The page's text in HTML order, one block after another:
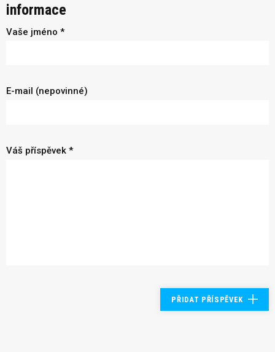
informace
Vaše jméno *
E-mail (nepovinné)
Váš příspěvek *
PŘIDAT PŘÍSPĚVEK